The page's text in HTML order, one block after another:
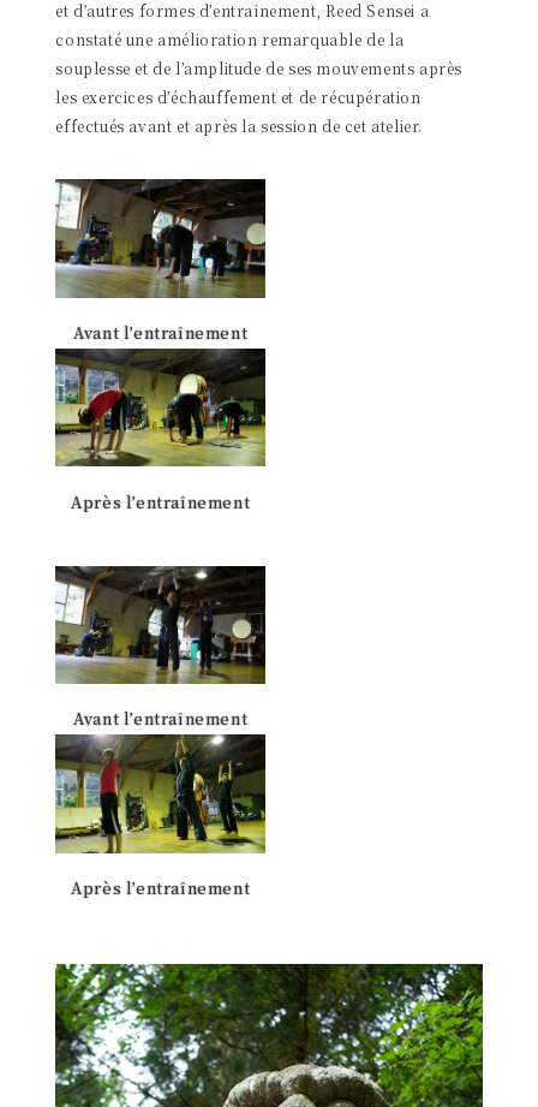
et d’autres formes d’entraînement, Reed Sensei a
constaté une amélioration remarquable de la
souplesse et de l’amplitude de ses mouvements après
les exercices d’échauffement et de récupération
effectués avant et après la session de cet atelier.
Avant l’entraînement
Après l’entraînement
Avant l’entraînement
Après l’entraînement